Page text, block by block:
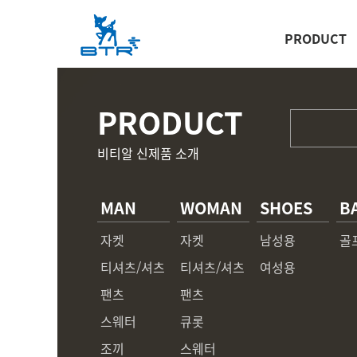
PRODUCT
PRODUCT
비티알 신제품 소개
MAN
자켓
티셔츠/셔츠
팬츠
스웨터
조끼
WOMAN
자켓
티셔츠/셔츠
팬츠
큐롯
스웨터
SHOES
남성용
여성용
골